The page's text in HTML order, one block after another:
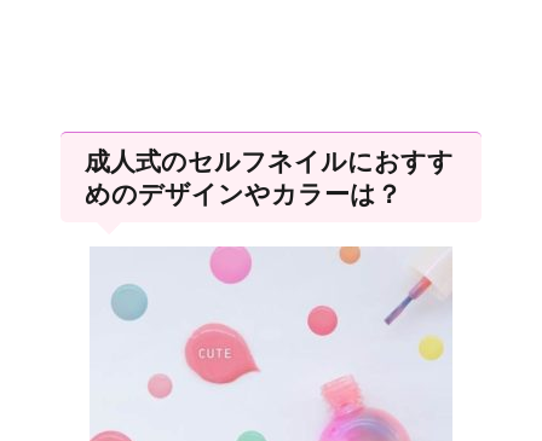
成人式のセルフネイルにおすす
めのデザインやカラーは？